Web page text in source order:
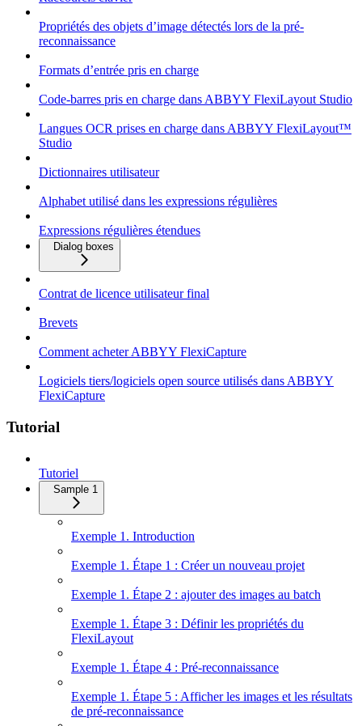
Propriétés des objets d’image détectés lors de la pré-
reconnaissance
Formats d’entrée pris en charge
Code-barres pris en charge dans ABBYY FlexiLayout Studio
Langues OCR prises en charge dans ABBYY FlexiLayout™
Studio
Dictionnaires utilisateur
Alphabet utilisé dans les expressions régulières
Expressions régulières étendues
Dialog boxes
Contrat de licence utilisateur final
Brevets
Comment acheter ABBYY FlexiCapture
Logiciels tiers/logiciels open source utilisés dans ABBYY
FlexiCapture
Tutorial
Tutoriel
Sample 1
Exemple 1. Introduction
Exemple 1. Étape 1 : Créer un nouveau projet
Exemple 1. Étape 2 : ajouter des images au batch
Exemple 1. Étape 3 : Définir les propriétés du
FlexiLayout
Exemple 1. Étape 4 : Pré-reconnaissance
Exemple 1. Étape 5 : Afficher les images et les résultats
de pré-reconnaissance